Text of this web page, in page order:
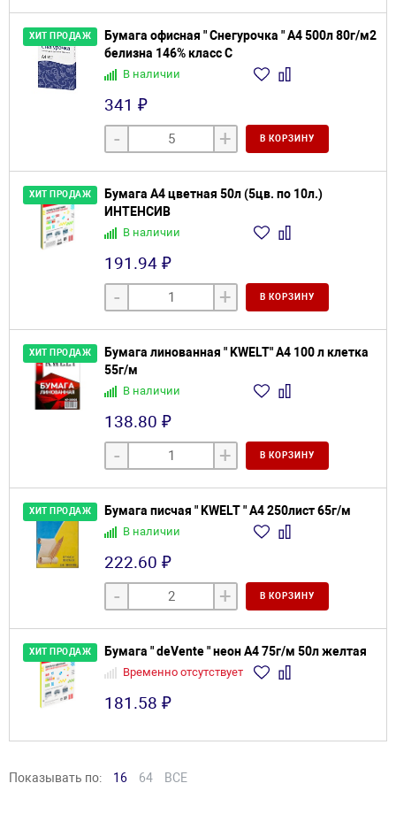
ХИТ ПРОДАЖ
Бумага офисная " Снегурочка " А4 500л 80г/м2
белизна 146% класс С
В наличии
341 ₽
- + В КОРЗИНУ
ХИТ ПРОДАЖ
Бумага А4 цветная 50л (5цв. по 10л.)
ИНТЕНСИВ
В наличии
191.94 ₽
- + В КОРЗИНУ
ХИТ ПРОДАЖ
Бумага линованная " KWELT" А4 100 л клетка
55г/м
В наличии
138.80 ₽
- + В КОРЗИНУ
ХИТ ПРОДАЖ Бумага писчая " KWELT " А4 250лист 65г/м
В наличии
222.60 ₽
- + В КОРЗИНУ
ХИТ ПРОДАЖ Бумага " deVente " неон А4 75г/м 50л желтая
Временно отсутствует
181.58 ₽
Показывать по: 16 64 ВСЕ